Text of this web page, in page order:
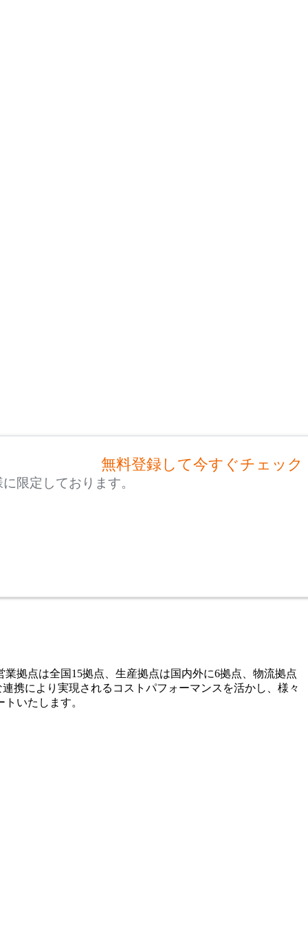
無料登録して今すぐチェック
限定しております。
拠点は全国15拠点、生産拠点は国内外に6拠点、物流拠点
携により実現されるコストパフォーマンスを活かし、様々
いたします。